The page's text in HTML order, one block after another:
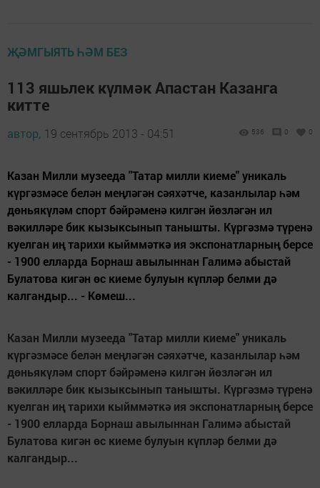
ҖӘМГЫЯТЬ ҺӘМ БЕЗ
113 яшьлек күлмәк Апастан Казанга
китте
автор, 19 сентябрь 2013 - 04:51 536 0 0
Казан Милли музееда "Татар милли киеме" уникаль
күргәзмәсе белән меңләгән сәяхәтче, казанлылар һәм
дөньякүләм спорт бәйрәменә килгән йөзләгән ил
вәкилләре бик кызыксынып танышты. Күргәзмә түренә
куелган иң тарихи кыйммәткә ия экспонатларның берсе
- 1900 елларда Борнаш авылыннан Галимә абыстай
Булатова кигән өс киеме булуын күпләр белми дә
калгандыр... - Көмеш...
Казан Милли музееда "Татар милли киеме" уникаль
күргәзмәсе белән меңләгән сәяхәтче, казанлылар һәм
дөньякүләм спорт бәйрәменә килгән йөзләгән ил
вәкилләре бик кызыксынып танышты. Күргәзмә түренә
куелган иң тарихи кыйммәткә ия экспонатларның берсе
- 1900 елларда Борнаш авылыннан Галимә абыстай
Булатова кигән өс киеме булуын күпләр белми дә
калгандыр...